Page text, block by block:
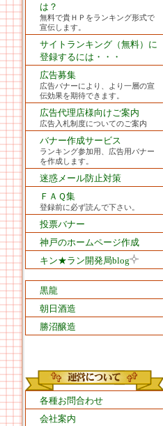
は？
無料で貴ＨＰをランキング形式で
宣伝します。
サイトランキング（無料）に
登録するには・・・
広告募集
広告バナーにより、より一層の宣
伝効果を期待できます。
広告代理店様向けご案内
広告入札制度についてのご案内
バナー作成サービス
ランキング参加用、広告用バナー
を作成します。
迷惑メール防止対策
ＦＡＱ集
登録前に必ず読んで下さい。
投票バナー
神戸のホームページ作成
キン★ラン開発局blog
黒龍
朝日酒造
勝沼醸造
各種お問合わせ
会社案内